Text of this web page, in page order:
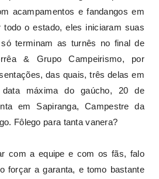
acampamentos e fandangos em
todo o estado, eles iniciaram suas
terminam as turnês no final de
& Grupo Campeirismo, por
das quais, três delas em
máxima do gaúcho, 20 de
em Sapiranga, Campestre da
Fôlego para tanta vanera?
com a equipe e com os fãs, falo
forçar a garanta, e tomo bastante